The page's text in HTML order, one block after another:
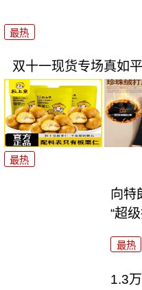
最热
双十一现货专场真如
最热
向特
“超
最热
1.3